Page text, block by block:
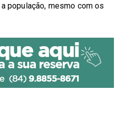
população, mesmo com os